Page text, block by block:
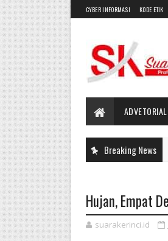
CYBER INFORMASI KODE ETIK
ADVETORIAL
Breaking News
Hujan, Empat
suarakerinci.id